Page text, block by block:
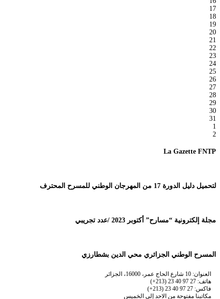
17
18
19
20
21
22
23
24
25
26
27
28
29
30
31
1
2
La Gazette FNTP
لتحميل دليل الدورة 17 من المهرجان الوطني للمسرح المحترف
مجلة إلكترونية “مسارح” أكتوبر 2023 /عدد تجريبي
المسرح الوطني الجزائري محي الدين بشطارزي
العنوان: 10 شارع الحاج عمر، 16000، الجزائر
هاتف: 27 97 40 23 (213+)
فاكس: 27 97 40 23 (213+)
مكاتبنا مفتوحة من الاحد إلى الخميس